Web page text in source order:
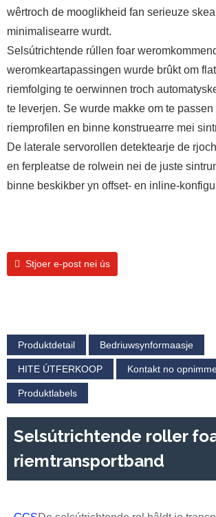
wêrtroch de mooglikheid fan serieuze
minimalisearre wurdt.
Selsútrichtende rúllen foar
weromkeartapassingen wurde brûkt om
riemfolging te oerwinnen troch
te leverjen. Se wurde makke om te
riemprofilen en binne konstruearre mei
De laterale servorollen detektearje de
en ferpleatse de rolwein nei de juste
binne beskikber yn offset- en inline-
Stjoer e-post nei ús
Produktdetail Bedriuwsynformaasje
HITE ÚTFERKOOP Kontakt no
Produktlabels
Selsútrichtende roller
riemtransportband